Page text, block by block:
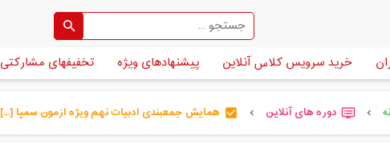
خرید سرویس کلاس آنلاین پیشنهادهای ویژه تخفیفهای مشارکتی
chevron_left
dvr دوره های آنلاین chevron_left
check_box همایش جمعبندی ادبیات نهم ویژه ازمون سمپا [...]